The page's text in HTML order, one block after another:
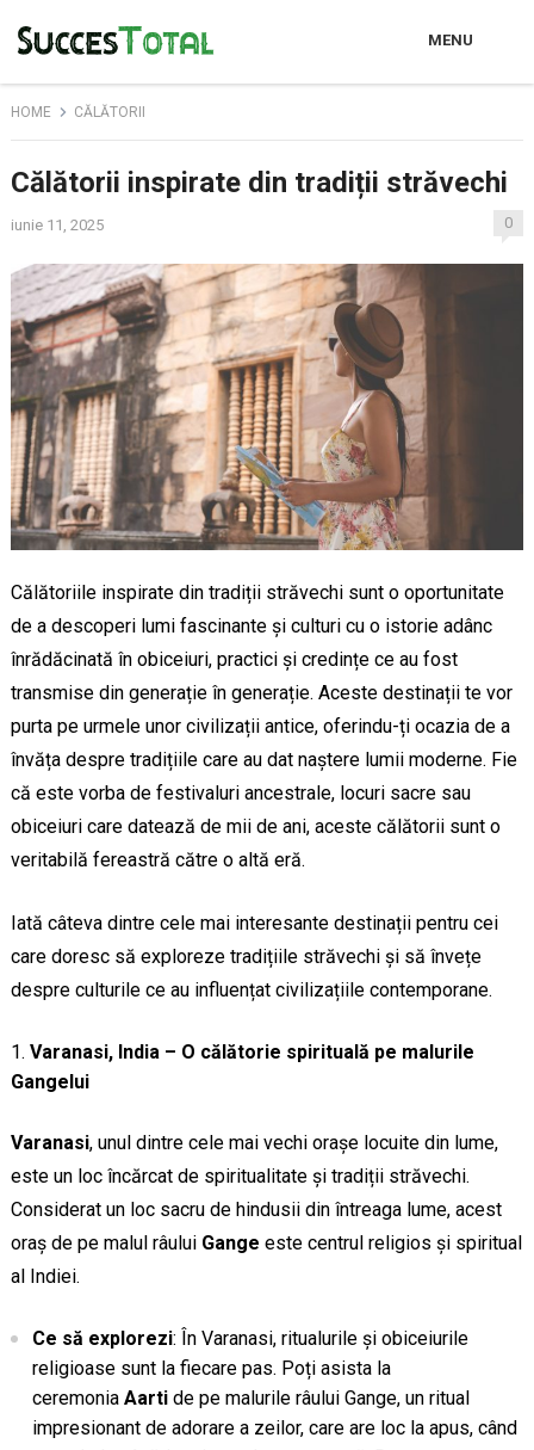
MENU
HOME CĂLĂTORII
Călătorii inspirate din tradiții străvechi
iunie 11, 2025 0
Călătoriile inspirate din tradiții străvechi sunt o oportunitate
de a descoperi lumi fascinante și culturi cu o istorie adânc
înrădăcinată în obiceiuri, practici și credințe ce au fost
transmise din generație în generație. Aceste destinații te vor
purta pe urmele unor civilizații antice, oferindu-ți ocazia de a
învăța despre tradițiile care au dat naștere lumii moderne. Fie
că este vorba de festivaluri ancestrale, locuri sacre sau
obiceiuri care datează de mii de ani, aceste călătorii sunt o
veritabilă fereastră către o altă eră.
Iată câteva dintre cele mai interesante destinații pentru cei
care doresc să exploreze tradițiile străvechi și să învețe
despre culturile ce au influențat civilizațiile contemporane.
Varanasi, India – O călătorie spirituală pe malurile
Gangelui
Varanasi, unul dintre cele mai vechi orașe locuite din lume,
este un loc încărcat de spiritualitate și tradiții străvechi.
Considerat un loc sacru de hindusii din întreaga lume, acest
oraș de pe malul râului Gange este centrul religios și spiritual
al Indiei.
Ce să explorezi: În Varanasi, ritualurile și obiceiurile
religioase sunt la fiecare pas. Poți asista la
ceremonia Aartide pe malurile râului Gange, un ritual
impresionant de adorare a zeilor, care are loc la apus, când